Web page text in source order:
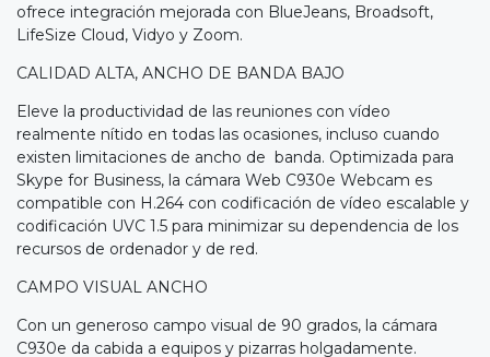
ofrece integración mejorada con BlueJeans, Broadsoft,
LifeSize Cloud, Vidyo y Zoom.
CALIDAD ALTA, ANCHO DE BANDA BAJO
Eleve la productividad de las reuniones con vídeo
realmente nítido en todas las ocasiones, incluso cuando
existen limitaciones de ancho de banda. Optimizada para
Skype for Business, la cámara Web C930e Webcam es
compatible con H.264 con codificación de vídeo escalable y
codificación UVC 1.5 para minimizar su dependencia de los
recursos de ordenador y de red.
CAMPO VISUAL ANCHO
Con un generoso campo visual de 90 grados, la cámara
C930e da cabida a equipos y pizarras holgadamente.